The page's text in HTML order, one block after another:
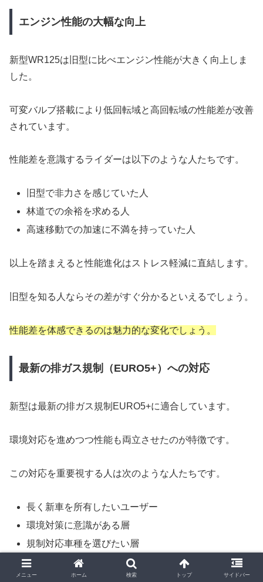
エンジン性能の大幅な向上
新型WR125は旧型に比べエンジン性能が大きく向上しま
した。
可変バルブ搭載により低回転域と高回転域の性能差が改善
されています。
性能差を意識するライダーは以下のような人たちです。
旧型で非力さを感じていた人
林道での余裕を求める人
高速移動での加速に不満を持っていた人
以上を踏まえると性能進化はストレス軽減に直結します。
旧型を知る人ならその差がすぐ分かるといえるでしょう。
性能差を体感できるのは魅力的な変化でしょう。
最新の排ガス規制（EURO5+）への対応
新型は最新の排ガス規制EURO5+に適合しています。
環境対応を進めつつ性能も両立させたのが特徴です。
この対応を重要視する人は次のような人たちです。
長く新車を所有したいユーザー
環境対策に意識がある層
規制対応車種を選びたい層
以上の点から規制対応は販売継続の必須条件だといえま
メニュー ホーム 検索 トップ サイドバー